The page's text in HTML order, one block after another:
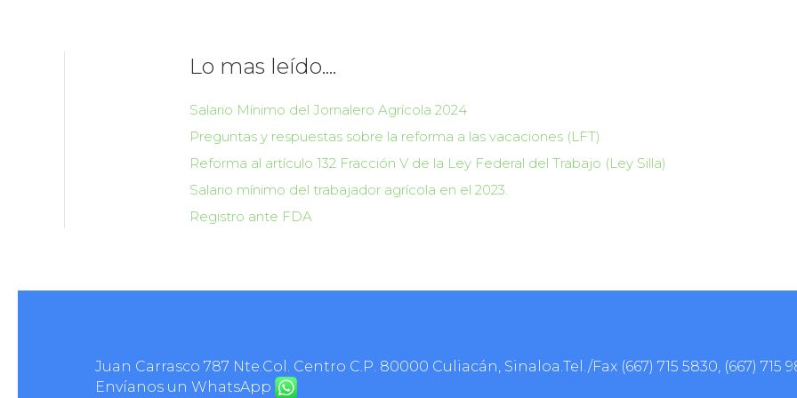
Lo mas leído....
Salario Mínimo del Jornalero Agrícola 2024
Preguntas y respuestas sobre la reforma a las vacaciones (LFT)
Reforma al artículo 132 Fracción V de la Ley Federal del Trabajo (Ley Silla)
Salario mínimo del trabajador agrícola en el 2023.
Registro ante FDA
Juan Carrasco 787 Nte.Col. Centro C.P. 80000 Culiacán, Sinaloa.Tel./Fax (667) 715 5830, (667) 715
Envíanos un WhatsApp